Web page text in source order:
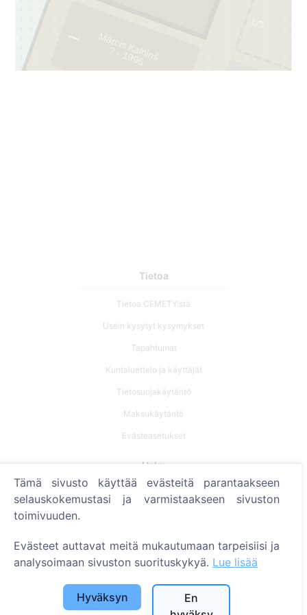
1
5
Mārcis Kalniņš
?- 1996
Tietoa
Tietoa CEMETY:stä
Usein kysytyt kysymykset
Tapahtumat
Kuntaluettelo ja käyttäjät
Tietosuojakäytäntö
Maksukäytäntö
Evästeasetukset
Haku
Etsi vainajia
Palvelut
SIA "CEMETY", LV40103618951
Tämä sivusto käyttää evästeitä parantaakseen
selauskokemustasi ja varmistaakseen sivuston
toimivuuden.
Evästeet auttavat meitä mukautumaan tarpeisiisi ja
analysoimaan sivuston suorituskykyä. Lue lisää
Hyväksyn
En